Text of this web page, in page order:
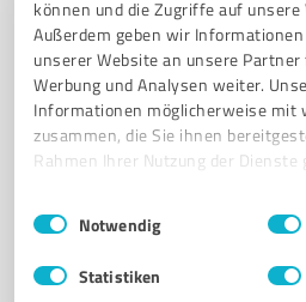
können und die Zugriffe auf unsere
Außerdem geben wir
unserer Website an unsere Partner
Werbung und Analysen weiter.
Informationen möglicherweise mit
zusammen, die Sie ihnen
Rahmen Ihrer Nutzung der Dienste
Impressum
Einwilligungsauswahl
Notwendig
Statistiken
Tel. 01797877625
www.hausmeisterei-schmidt.de
0,00 /
Nicht bewertet0